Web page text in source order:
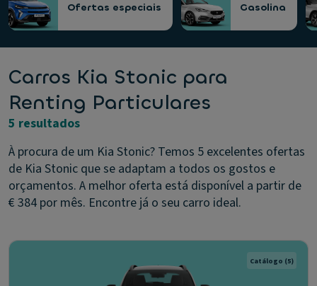
Ofertas especiais Gasolina
Carros Kia Stonic para
Renting Particulares
5 resultados
À procura de um Kia Stonic? Temos 5 excelentes ofertas
de Kia Stonic que se adaptam a todos os gostos e
orçamentos. A melhor oferta está disponível a partir de
€ 384 por mês. Encontre já o seu carro ideal.
Catálogo (5)